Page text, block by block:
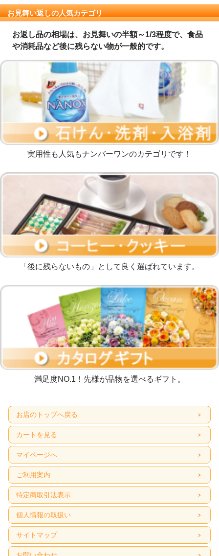
お見舞い返しの人気カテゴリ
お返し品の相場は、お見舞いの半額～1/3程度で、食品
や消耗品など後に残らない物が一般的です。
実用性も人気もナンバーワンのカテゴリです！
「後に残らないもの」として良く選ばれています。
満足度NO.1！先様が品物を選べるギフト。
お店のトップへ戻る
カートを見る
マイページへ
ご利用案内
特定商取引法表示
個人情報の取扱い
サイトマップ